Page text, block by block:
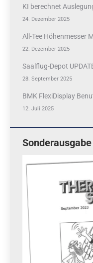
KI berechnet
24. Dezember 2025
All-Tee Höhenmesser
22. Dezember 2025
Saalflug-Depot
28. September 2025
BMK FlexiDisplay
12. Juli 2025